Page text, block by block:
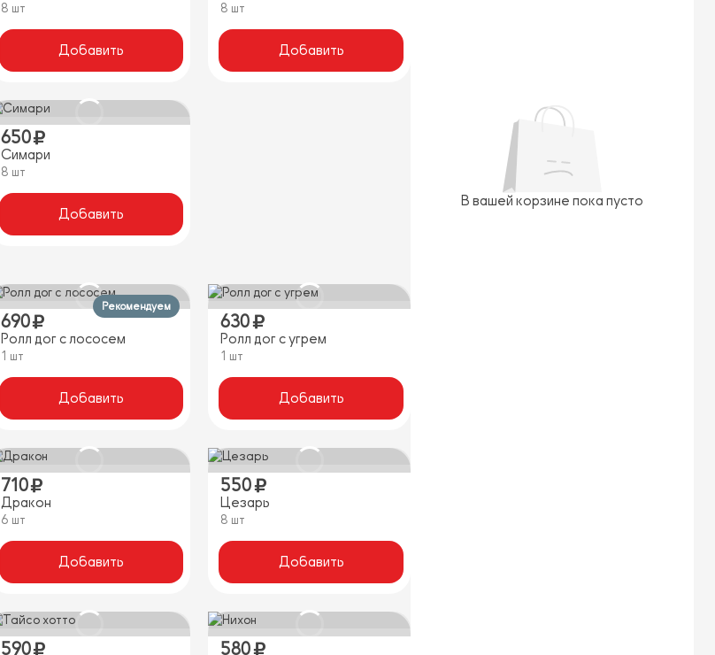
8 шт
Добавить
8 шт
Добавить
650
Симари
8 шт
Добавить
690
Ролл дог с лососем
1 шт
Добавить
Рекомендуем
630
Ролл дог c угрем
1 шт
Добавить
710
Дракон
6 шт
Добавить
550
Цезарь
8 шт
Добавить
590 580
В вашей корзине пока пусто